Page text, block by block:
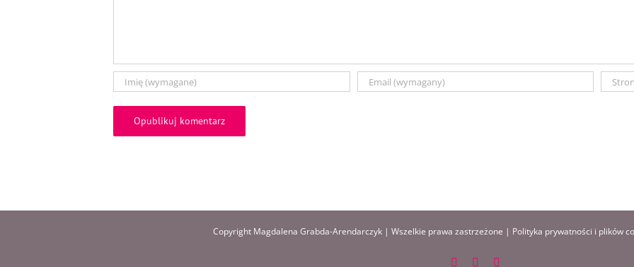
Copyright Magdalena Grabda-Arendarczyk | Wszelkie prawa zastrzeżone | Polityka prywatności i plików
FacebookInstagram